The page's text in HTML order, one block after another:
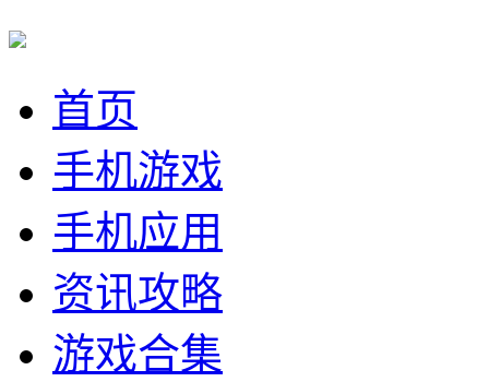
首页
手机游戏
手机应用
资讯攻略
游戏合集